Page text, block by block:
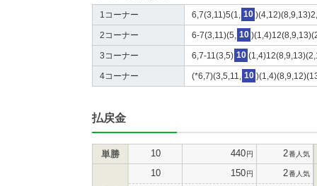
1コーナー 6,7(3,11)5(1, 10
2コーナー 6-7(3,11)(5, 10
3コーナー 6,7-11(3,5) 10
4コーナー (*6,7)(3,5,11, 10
払戻金
単勝 10 440円 2番人気
10 150円 2番人気